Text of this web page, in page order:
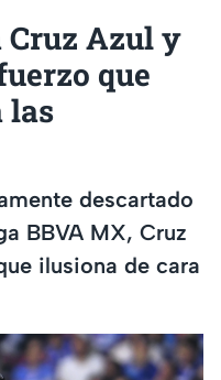
Azul y
que
las
descartado
BBVA MX, Cruz
ilusiona de cara